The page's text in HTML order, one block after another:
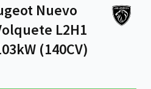
Nuevo
L2H1
(140CV)